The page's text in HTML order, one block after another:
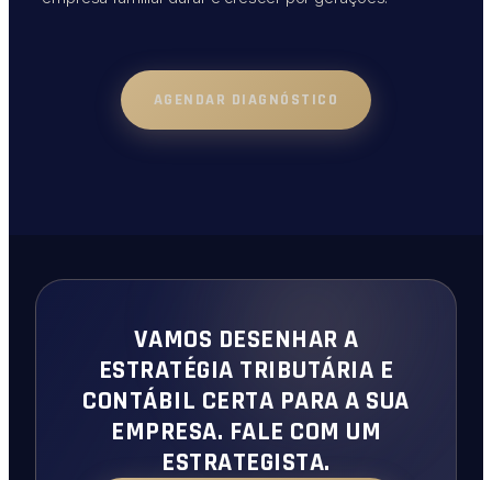
AGENDAR DIAGNÓSTICO
VAMOS DESENHAR A
ESTRATÉGIA TRIBUTÁRIA E
CONTÁBIL CERTA PARA A SUA
EMPRESA. FALE COM UM
ESTRATEGISTA.